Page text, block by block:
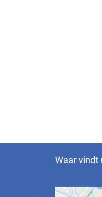
Waar vindt